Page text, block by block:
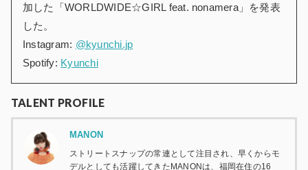
加した「WORLDWIDE☆GIRL feat. nonamera」を発表
した。
Instagram: @kyunchi.jp
Spotify: Kyunchi
TALENT PROFILE
MANON
ストリートスナップの常連として注目され、早くからモ
デルとしても活躍してきたMANONは、福岡在住の16